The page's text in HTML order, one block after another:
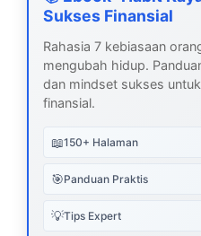
Sukses Finansial
Rahasia 7 kebiasaan
mengubah hidup.
dan mindset sukses
finansial.
📖150+ Halaman
🎯Panduan Praktis
💡Tips Expert